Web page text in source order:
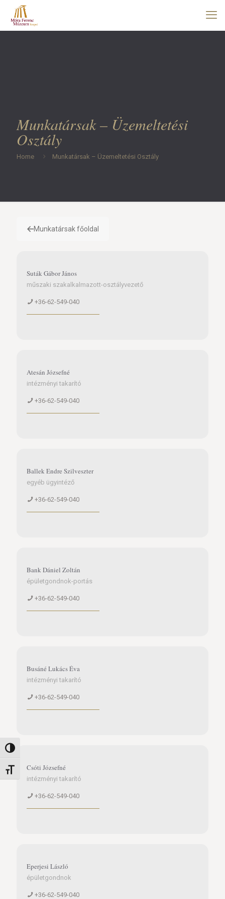
Nagy kontraszt váltása
Betűméret váltása
Munkatársak – Üzemeltetési
Osztály
Home Munkatársak – Üzemeltetési Osztály
Munkatársak főoldal
Suták Gábor János
műszaki szakalkalmazott-osztályvezető
+36-62-549-040
Atesán Józsefné
intézményi takarító
+36-62-549-040
Ballek Endre Szilveszter
egyéb ügyintéző
+36-62-549-040
Bank Dániel Zoltán
épületgondnok-portás
+36-62-549-040
Busáné Lukács Éva
intézményi takarító
+36-62-549-040
Csóti Józsefné
intézményi takarító
+36-62-549-040
Eperjesi László
épületgondnok
+36-62-549-040